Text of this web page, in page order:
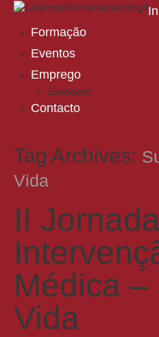
Formação
Eventos
Emprego
Entidades
Contacto
Tag Archives:
Vida
II
Médica –
Vida